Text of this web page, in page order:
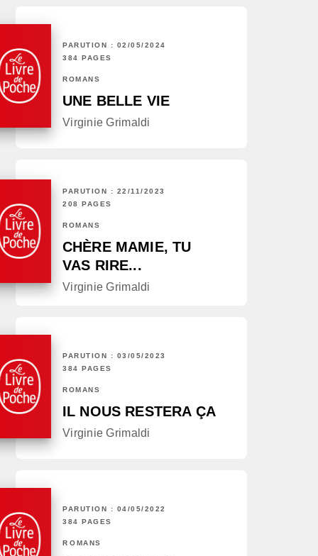
PARUTION : 02/05/2024
384 PAGES
ROMANS
UNE BELLE VIE
Virginie Grimaldi
PARUTION : 22/11/2023
208 PAGES
ROMANS
CHÈRE MAMIE, TU
VAS RIRE...
Virginie Grimaldi
PARUTION : 03/05/2023
384 PAGES
ROMANS
IL NOUS RESTERA ÇA
Virginie Grimaldi
PARUTION : 04/05/2022
384 PAGES
ROMANS